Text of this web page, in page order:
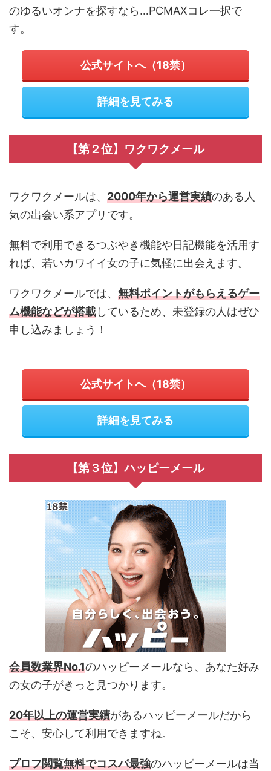
のゆるいオンナを探すなら…PCMAXコレ一択で
す。
公式サイトへ（18禁）
詳細を見てみる
【第２位】ワクワクメール
ワクワクメールは、 2000年から運営実績のある人
気の出会い系アプリです。
無料で利用できるつぶやき機能や日記機能を活用す
れば、若いカワイイ女の子に気軽に出会えます。
ワクワクメールでは、 無料ポイントがもらえるゲー
ム機能などが搭載しているため、未登録の人はぜひ
申し込みましょう！
公式サイトへ（18禁）
詳細を見てみる
【第３位】ハッピーメール
会員数業界No.1のハッピーメールなら、あなた好み
の女の子がきっと見つかります。
20年以上の運営実績があるハッピーメールだから
こそ、安心して利用できますね。
プロフ閲覧無料でコスパ最強のハッピーメールは当